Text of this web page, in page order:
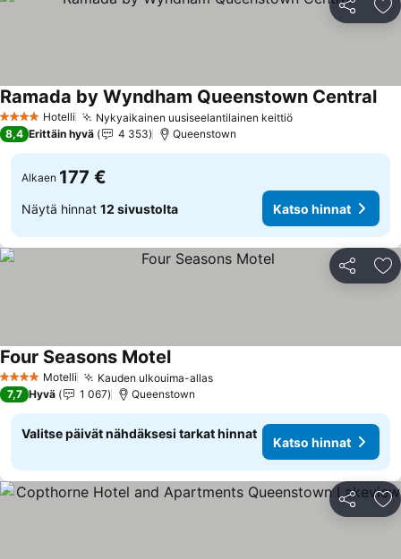
Jaa
4 Tähtiluokitus
Hotelli Nykyaikainen uusiseelantilainen keittiöKatso hinnat
Ramada by Wyndham Queenstown Central
8,4 Erittäin hyvä 4 353 Queenstown
Alkaen 177 €
Näytä hinnat 12 sivustolta Katso hinnat
Jaa
4 Tähtiluokitus
Motelli Kauden ulkouima-allasKatso hinnat
Four Seasons MotelKatso hinnat
7,7 Hyvä 1 067 Queenstown
Valitse päivät nähdäksesi tarkat hinnat
Katso hinnat
Jaa